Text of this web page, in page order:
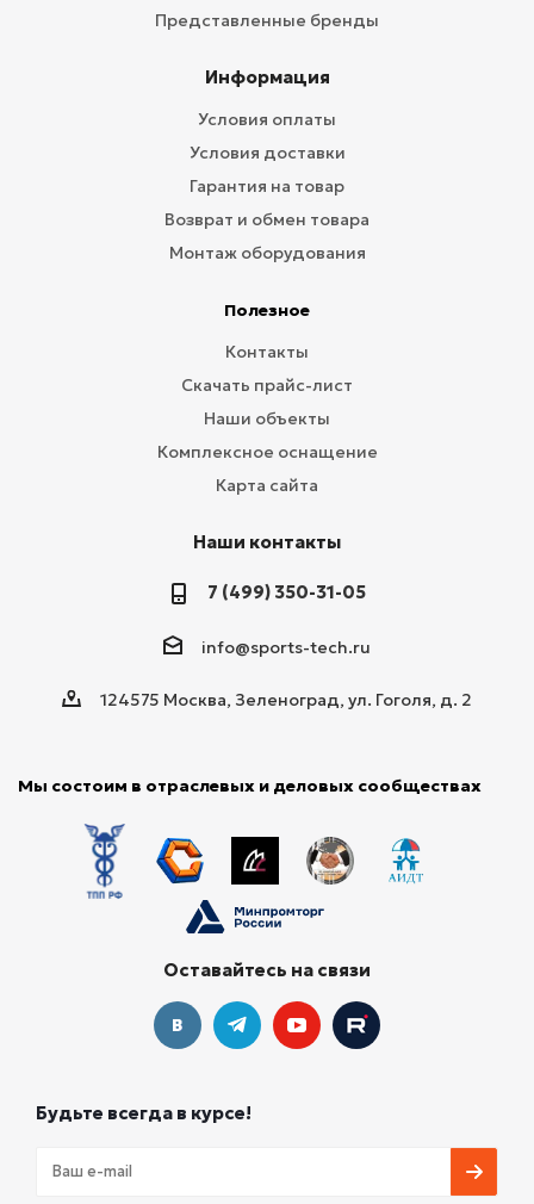
Представленные бренды
Информация
Условия оплаты
Условия доставки
Гарантия на товар
Возврат и обмен товара
Монтаж оборудования
Полезное
Контакты
Скачать прайс-лист
Наши объекты
Комплексное оснащение
Карта сайта
Наши контакты
7 (499) 350-31-05
info@sports-tech.ru
124575 Москва, Зеленоград, ул. Гоголя, д. 2
Мы состоим в отраслевых и деловых сообществах
Оставайтесь на связи
Будьте всегда в курсе!